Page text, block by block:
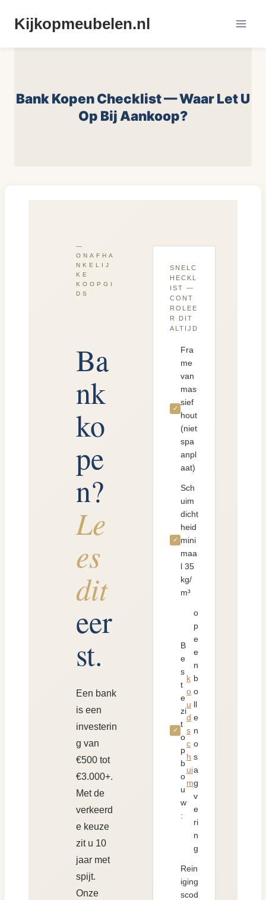
naarKijkopmeubelen.nl
Bank Kopen Checklist — Waar Let U
Op Bij Aankoop?
—
ONAFHA
NKELIJ
KE
KOOPGI
DS
Ba
nk
ko
pe
n?
Le
es
dit
eer
st.
Een bank
is een
investerin
g van
€500 tot
€3.000+.
Met de
verkeerd
e keuze
zit u 10
jaar met
spijt.
Onze
SNELC
HECKL
IST —
CONT
ROLEE
R DIT
ALTIJD
✓
Fra
me
van
mas
sief
hout
(niet
spa
anpl
aat)
✓
Sch
uim
dicht
heid
mini
maa
l 35
kg/
m³
✓
B
e
s
t
e
zi
t
o
p
b
o
u
w
:
k
o
u
d
s
c
h
ui
m
o
p
e
e
n
b
o
ll
e
n
o
s
a
g
v
e
ri
n
g
Rein
iging
scod